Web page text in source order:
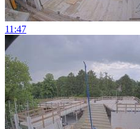
11:47